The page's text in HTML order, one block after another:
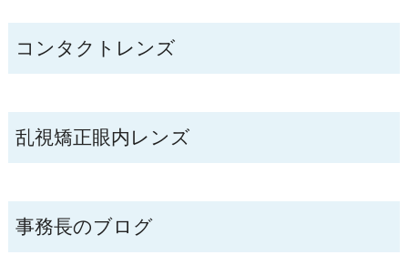
コンタクトレンズ
乱視矯正眼内レンズ
事務長のブログ